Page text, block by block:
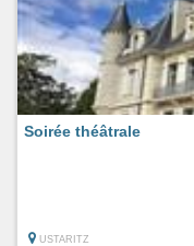
Soirée théâtrale
USTARITZ